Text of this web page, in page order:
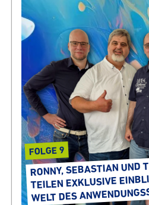
FOLGE 9
RONNY, SEBASTIAN UND
TEILEN EXKLUSIVE
WELT DES